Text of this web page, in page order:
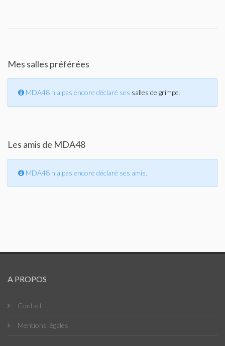
Mes salles préférées
MDA48 n'a pas encore déclaré ses salles de grimpe.
Les amis de MDA48
MDA48 n'a pas encore déclaré ses amis.
A PROPOS
Contact
Mentions légales